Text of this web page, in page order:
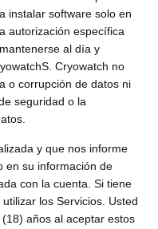
instalar software solo en
autorización específica
al día y
Cryowatch no
o corrupción de datos ni
seguridad o la
y que nos informe
en su información de
con la cuenta. Si tiene
los Servicios. Usted
años al aceptar estos